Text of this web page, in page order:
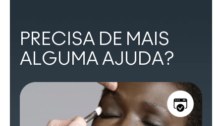
PRECISA DE MAIS
ALGUMA AJUDA?